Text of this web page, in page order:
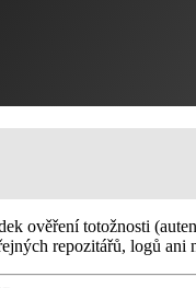
ověření totožnosti
repozitářů, logů ani